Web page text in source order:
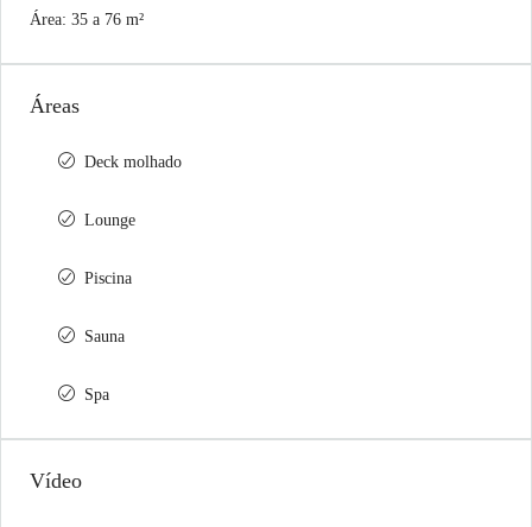
Área: 35 a 76 m²
Áreas
Deck molhado
Lounge
Piscina
Sauna
Spa
Vídeo